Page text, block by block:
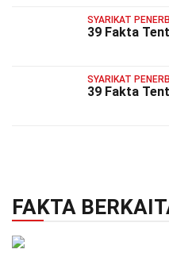
SYARIKAT
39 Fakta
SYARIKAT
39 Fakta
FAKTA